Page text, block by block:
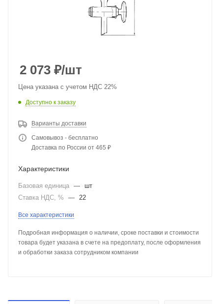
2 073 ₽/шт
Цена указана с учетом НДС 22%
Доступно к заказу
Варианты доставки
Самовывоз - бесплатно
Доставка по России от 465 ₽
Характеристики
Базовая единица —
шт
Ставка НДС, %
— 22
Все характеристики
Подробная информация о наличии, сроке поставки и стоимости
товара будет указана в счете на предоплату, после оформления
и обработки заказа сотрудником компании